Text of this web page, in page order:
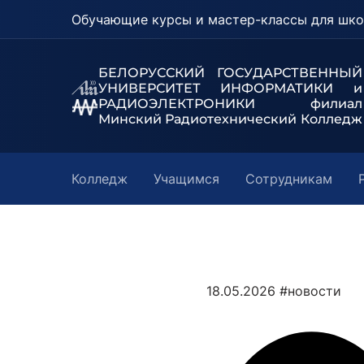
Обучающие курсы и мастер-классы для
БЕЛОРУССКИЙ ГОСУДАРСТВЕННЫЙ
УНИВЕРСИТЕТ ИНФОРМАТИКИ и
РАДИОЭЛЕКТРОНИКИ филиал
Минский Радиотехнический Колледж
Колледж Учащимся Сотрудникам
18.05.2026 #новости